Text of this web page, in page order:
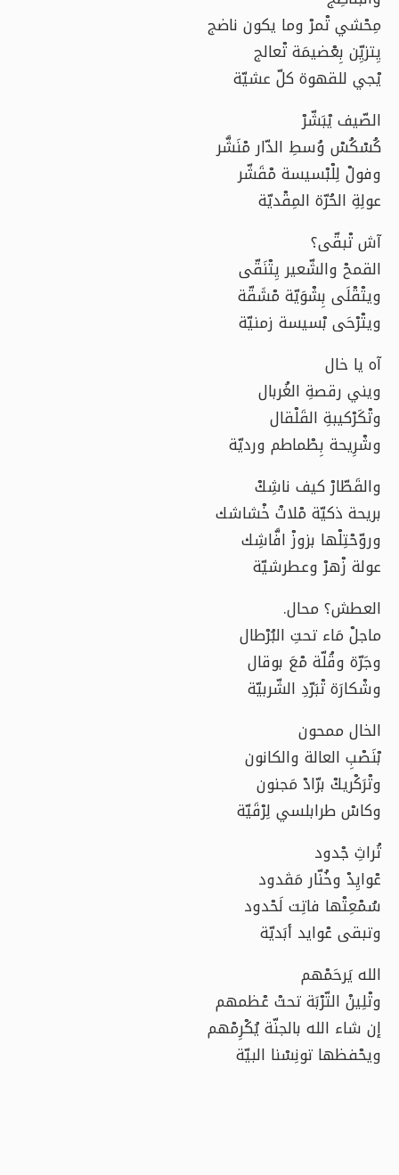
مِحْشي تْمرْ وما يكون ناضج
يِتزيِّن بِعْضيمَة تْعالج
يْجي للقهوة كلّ عشيّة
الصّيف يْبَشّرْ
كُسْكُسْ وُسطِ الدّار مْنَشَّر
وفولْ لِلْبْسيسة مْقَشّر
عولِةِ الحُرّة المِقْديّة
آش تْبقّى؟
القمحْ والشّعير يِتْنَقّى
ويتْقْلَى بِشْوَيّة مْشَقّة
ويتْرْحَى بْسيسة زمنيّة
آه يا خال
ويني رقصةِ الغُربال
وتْكَرْكيبةِ القَلْقال
وشْرِيحة بِطْماطم ورديّة
والقَطّارْ كيف ناشِكْ
بريحة ذكيّة مْلاتْ خْشاشك
وروّحْتِلْها بزوزْ افَّاشِك
عولة زْهرْ وعطرشيّة
العطش؟ محال.
ماجلْ مَاء تحتِ البُرْطال
وجَرّة وقُلّة مْعَ بوقال
وشْكارَة تْبَرّدِ الشّربيّة
الخال ممحون
بْنَصْبِ العالة والكانون
وتْرَكْريكْ برّادْ مَجنون
وكاسْ طرابلسي لِرْقَيّة
تُراثِ جْدود
عْوايِدْ وخُنّار مَڤدود
سُمْعِتْها فاتِت لَحْدود
وتبقى عْوايد أبَديّة
الله يَرحَمْهم
وتْلِينْ التّرْبَة تحتْ عْظمهم
إن شاء الله بالجنّة يُكْرِمْهم
ويحْفظها تونِسْنا البيّة